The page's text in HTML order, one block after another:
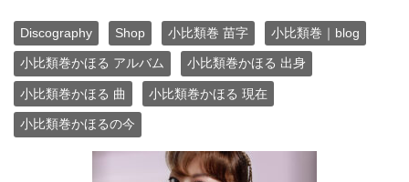
Discography Shop 小比類巻 苗字 小比類巻｜blog
小比類巻かほる アルバム 小比類巻かほる 出身
小比類巻かほる 曲 小比類巻かほる 現在
小比類巻かほるの今